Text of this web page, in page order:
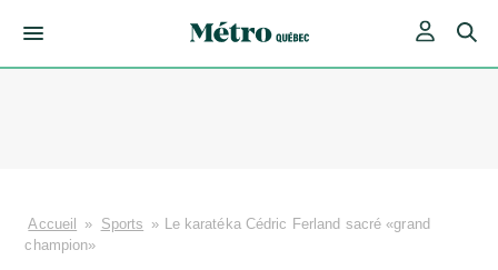
Accueil » Sports » Le karatéka Cédric Ferland sacré «grand
champion»